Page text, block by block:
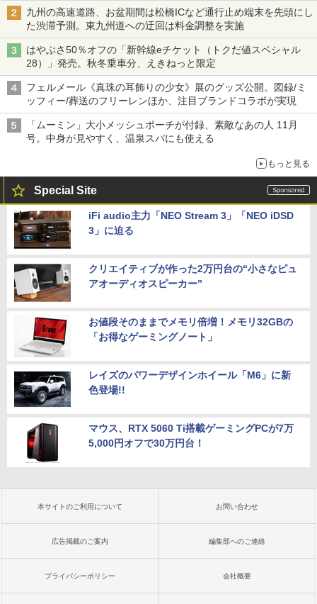
九州の高速道路、お盆期間は松橋ICなど通行止め端末を先頭にし
た渋滞予測。東九州道への迂回は料金調整を実施
はやぶさ50％オフの「新幹線eチケット（トクだ値スペシャル
28）」発売。秋冬乗車分、えきねっと限定
フェルメール《真珠の耳飾りの少女》展のグッズ公開。図録/ミ
ッフィー/葬送のフリーレンほか、注目ブランドコラボが実現
「ムーミン」大小メッシュポーチが付録、素敵なあの人 11月
号。中身が見やすく、温泉スパにも使える
もっと見る
Special Site
iFi audio主力「NEO Stream 3」「NEO iDSD
3」に迫る
クリエイティブが作った2万円台の“小さなピュ
アオーディオスピーカー”
お値段そのままでメモリ倍増！メモリ32GBの
「お得なゲーミングノート」
レイズのパワーデザインホイール「M6」に新
色登場!!
マウス、RTX 5060 Ti搭載ゲーミングPCが7万
5,000円オフで30万円台！
本サイトのご利用について お問い合わせ
広告掲載のご案内 編集部へのご連絡
プライバシーポリシー 会社概要